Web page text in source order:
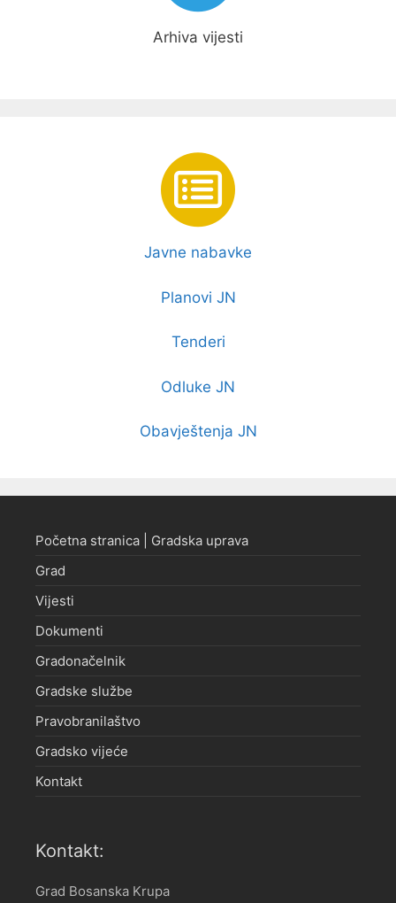
Arhiva vijesti
Javne nabavke
Planovi JN
Tenderi
Odluke JN
Obavještenja JN
Početna stranica | Gradska uprava
Grad
Vijesti
Dokumenti
Gradonačelnik
Gradske službe
Pravobranilaštvo
Gradsko vijeće
Kontakt
Kontakt:
Grad Bosanska Krupa